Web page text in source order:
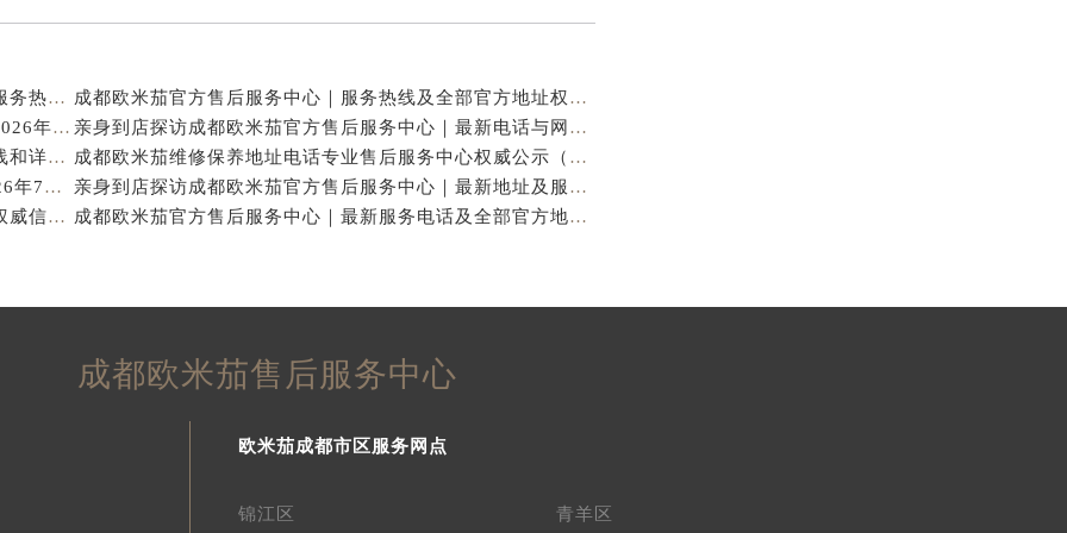
亲身探访成都欧米茄官方售后服务中心｜地址与客服服务热线（2026年7月最新）
成都欧米茄官方售后服务中心｜服务热线及全部官方地址权威信息公示（2026年7月最新）
亨得利成都欧米茄售后维修保养服务中心权威公示（2026年7月最新）
亲身到店探访成都欧米茄官方售后服务中心｜最新电话与网点地址（2026年7月最新）
亲身探访成都欧米茄官方售后服务中心｜完整官方热线和详细地址（2026年7月最新）
成都欧米茄维修保养地址电话专业售后服务中心权威公示（2026年7月最新）
成都欧米茄保养专业售后维修服务指南权威公示（2026年7月最新）
亲身到店探访成都欧米茄官方售后服务中心｜最新地址及服务热线（2026年7月最新）
成都欧米茄官方售后服务中心｜官方热线及网点地址权威信息公示（2026年7月最新）
成都欧米茄官方售后服务中心｜最新服务电话及全部官方地址权威信息公示（2026年7月最新）
成都欧米茄售后服务中心
欧米茄成都市区服务网点
锦江区 青羊区